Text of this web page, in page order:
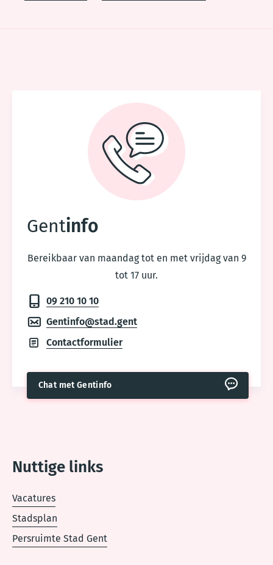
Gentinfo
Bereikbaar van maandag tot en met vrijdag van 9
tot 17 uur.
09 210 10 10
Gentinfo@stad.gent
Contactformulier
Chat met Gentinfo
Nuttige links
Vacatures
Stadsplan
Persruimte Stad Gent